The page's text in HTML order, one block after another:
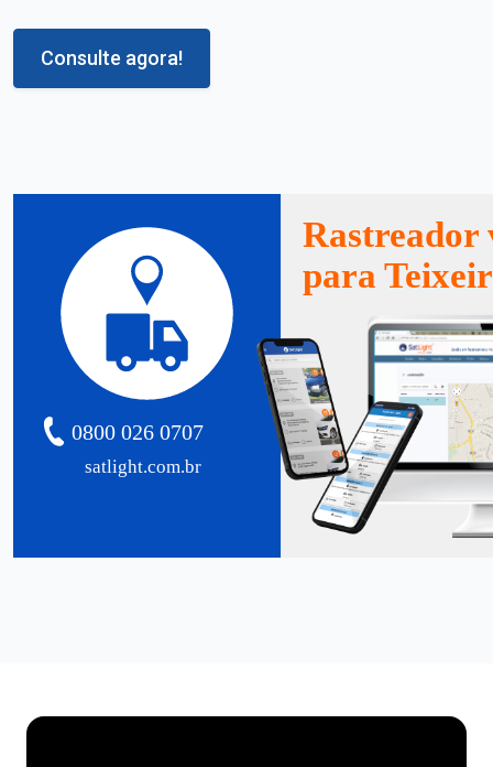
Consulte agora!
satlight.com.br
0800 026 0707
Rastreador
para